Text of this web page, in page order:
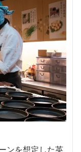
ンを想定した英